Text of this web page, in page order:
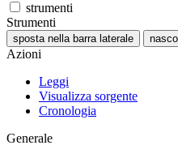
strumenti
Strumenti
sposta nella barra laterale
Azioni
Leggi
Visualizza sorgente
Cronologia
Generale